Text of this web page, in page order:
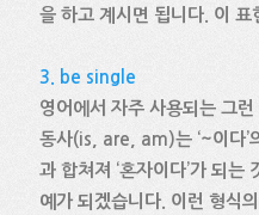
을 하고 계시면 됩니다. 이
3. be single
영어에서 자주 사용되는 그
동사(is, are, am)는 ‘~이다’
과 합쳐져 ‘혼자이다’가 되
예가 되겠습니다. 이런 형식